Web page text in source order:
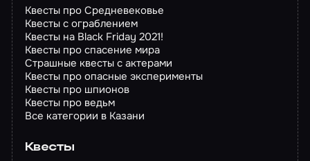
Квесты про Средневековье
Квесты с ограблением
Квесты на Black Friday 2021!
Квесты про спасение мира
Страшные квесты с актерами
Квесты про опасные эксперименты
Квесты про шпионов
Квесты про ведьм
Все категории в Казани
Квесты